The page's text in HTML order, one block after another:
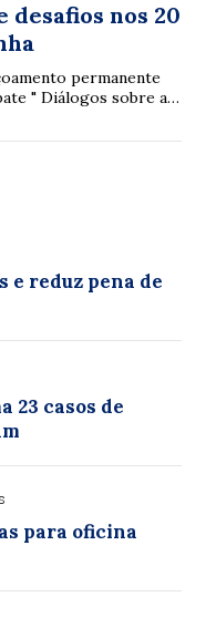
desafios nos 20
permanente
" Diálogos sobre a
e reduz pena de
23 casos de
para oficina